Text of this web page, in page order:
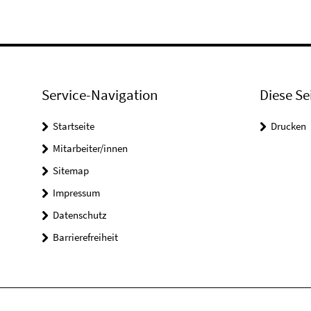
Service-Navigation
Startseite
Mitarbeiter/innen
Sitemap
Impressum
Datenschutz
Barrierefreiheit
Diese
Drucken